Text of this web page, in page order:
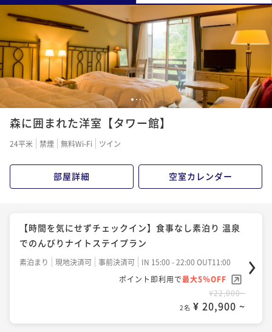
1 2 3
森に囲まれた洋室【タワー館】
24平米 禁煙 無料Wi-Fi ツイン
部屋詳細 空室カレンダー
【時間を気にせずチェックイン】食事なし素泊り 温泉
でのんびりナイトステイプラン
素泊まり 現地決済可 事前決済可
IN 15:00 - 22:00 OUT11:00
ポイント即利用で最大5％OFF
¥22,000~
2名 ¥ 20,900 ~